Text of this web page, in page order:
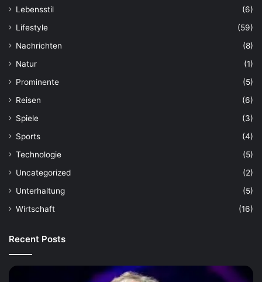
Lebensstil
(6)
Lifestyle
(59)
Nachrichten
(8)
Natur
(1)
Prominente
(5)
Reisen
(6)
Spiele
(3)
Sports
(4)
Technologie
(5)
Uncategorized
(2)
Unterhaltung
(5)
Wirtschaft
(16)
Recent Posts